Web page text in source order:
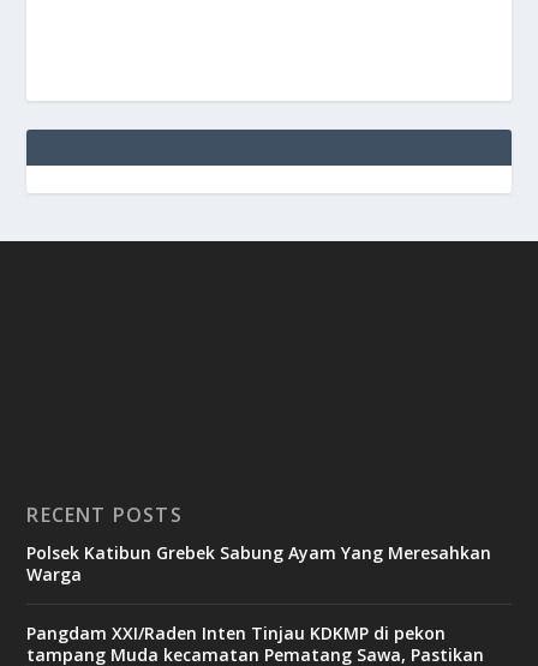
RECENT POSTS
Polsek Katibun Grebek Sabung Ayam Yang Meresahkan
Warga
Pangdam XXI/Raden Inten Tinjau KDKMP di pekon
tampang Muda kecamatan Pematang Sawa, Pastikan